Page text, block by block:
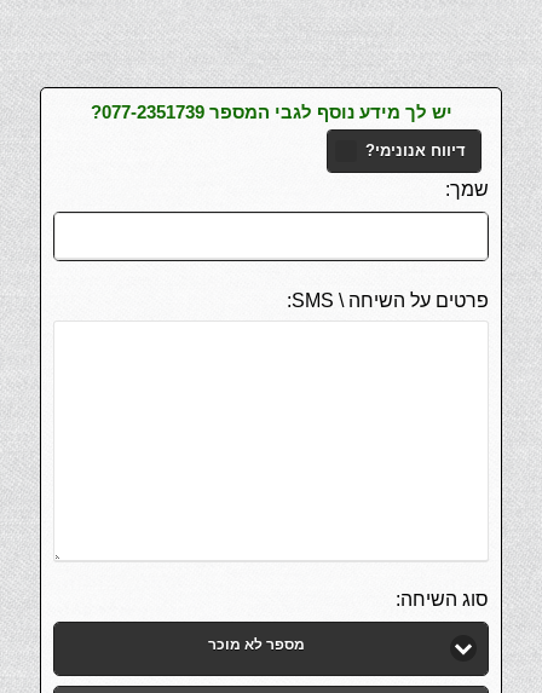
יש לך מידע נוסף לגבי המספר 077-2351739?
דיווח אנונימי?
שמך:
פרטים על השיחה \ SMS:
סוג השיחה:
מספר לא מוכר